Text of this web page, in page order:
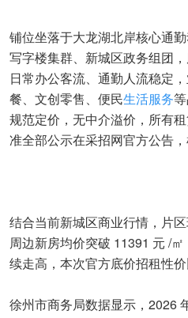
铺位坐落于大龙湖北岸核心通
写字楼集群、新城区政务组团
日常办公客流、通勤人流稳定
餐、文创零售、便民生活服务
规范定价，无中介溢价，所有
准全部公示在采招网官方公告，
结合当前新城区商业行情，片
周边新房均价突破 11391 元 /
续走高，本次官方底价招租性价
徐州市商务局数据显示，2026